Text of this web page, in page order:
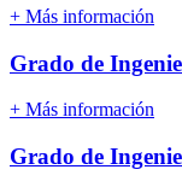
+ Más información
Grado de
+ Más información
Grado de